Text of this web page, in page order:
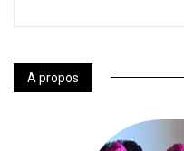
A propos